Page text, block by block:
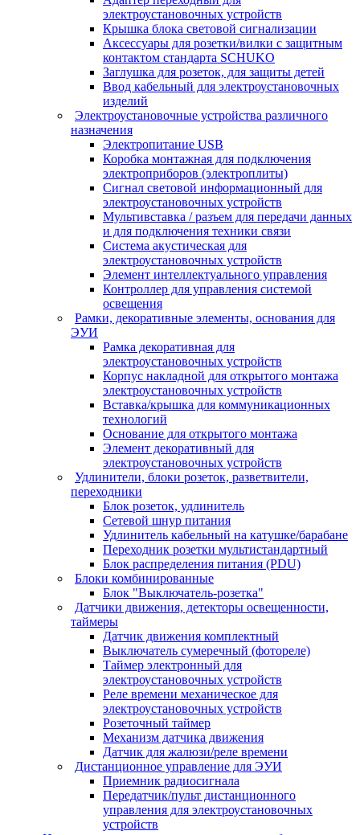
электроустановочных устройств
Крышка блока световой сигнализации
Аксессуары для розетки/вилки с защитным
контактом стандарта SCHUKO
Заглушка для розеток, для защиты детей
Ввод кабельный для электроустановочных
изделий
Электроустановочные устройства различного
назначения
Электропитание USB
Коробка монтажная для подключения
электроприборов (электроплиты)
Сигнал световой информационный для
электроустановочных устройств
Мультивставка / разъем для передачи данных
и для подключения техники связи
Система акустическая для
электроустановочных устройств
Элемент интеллектуального управления
Контроллер для управления системой
освещения
Рамки, декоративные элементы, основания для
ЭУИ
Рамка декоративная для
электроустановочных устройств
Корпус накладной для открытого монтажа
электроустановочных устройств
Вставка/крышка для коммуникационных
технологий
Основание для открытого монтажа
Элемент декоративный для
электроустановочных устройств
Удлинители, блоки розеток, разветвители,
переходники
Блок розеток, удлинитель
Сетевой шнур питания
Удлинитель кабельный на катушке/барабане
Переходник розетки мультистандартный
Блок распределения питания (PDU)
Блоки комбинированные
Блок "Выключатель-розетка"
Датчики движения, детекторы освещенности,
таймеры
Датчик движения комплектный
Выключатель сумеречный (фотореле)
Таймер электронный для
электроустановочных устройств
Реле времени механическое для
электроустановочных устройств
Розеточный таймер
Механизм датчика движения
Датчик для жалюзи/реле времени
Дистанционное управление для ЭУИ
Приемник радиосигнала
Передатчик/пульт дистанционного
управления для электроустановочных
устройств